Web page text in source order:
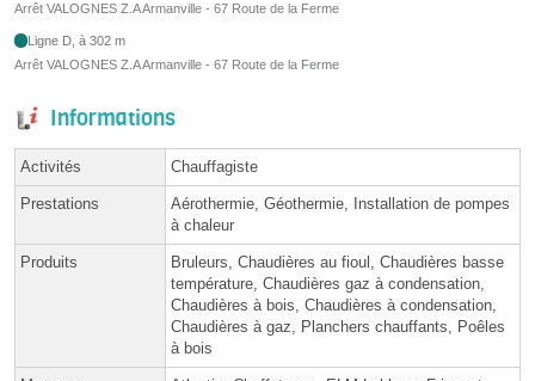
Arrêt VALOGNES Z.A Armanville - 67 Route de la Ferme
Ligne D, à 302 m
Arrêt VALOGNES Z.A Armanville - 67 Route de la Ferme
Informations
Activités Chauffagiste
Prestations
Aérothermie, Géothermie, Installation de pompes
à chaleur
Produits
Bruleurs, Chaudières au fioul, Chaudières basse
température, Chaudières gaz à condensation,
Chaudières à bois, Chaudières à condensation,
Chaudières à gaz, Planchers chauffants, Poêles
à bois